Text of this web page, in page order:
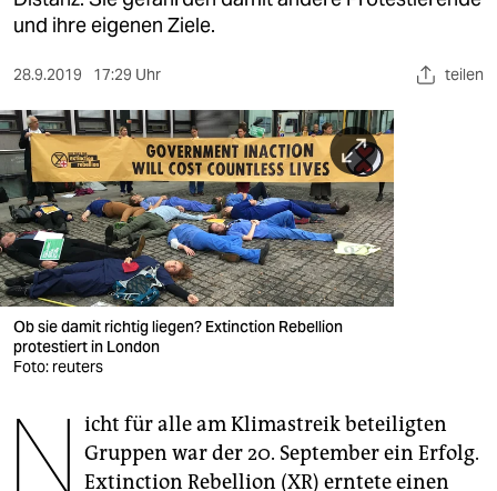
verlag
verlag
veranstaltungen
shop
fragen & hilfe
unterstützen
abo
genossenschaft
und ihre eigenen Ziele.
28.9.2019 17:29 Uhr teilen
Ob sie damit richtig liegen? Extinction Rebellion
protestiert in London
Foto: reuters
N icht für alle am Klimastreik beteiligten
Gruppen war der 20. September ein Erfolg.
Extinction Rebellion (XR) erntete einen